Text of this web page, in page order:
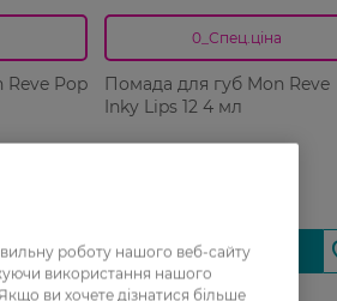
Reve Pop
0_Спец.ціна
Помада для губ Mon Reve
Inky Lips 12 4 мл
роботу нашого веб-сайту
використання нашого
ви хочете дізнатися більше